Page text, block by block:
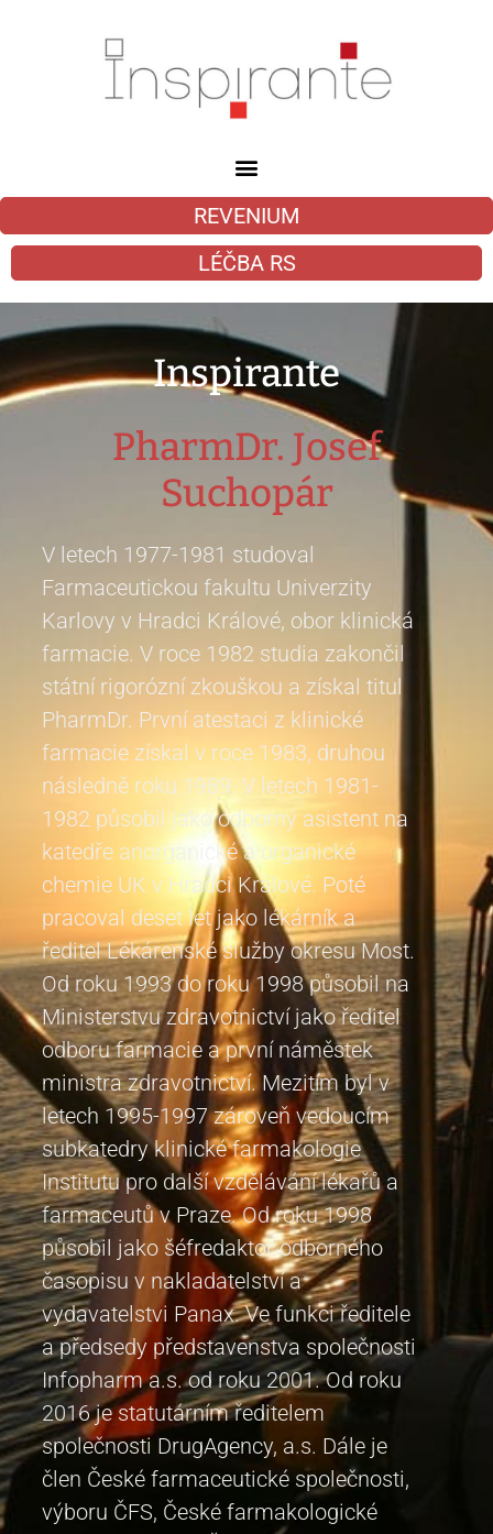
REVENIUM
LÉČBA RS
Inspirante
PharmDr. Josef
Suchopár
V letech 1977-1981 studoval
Farmaceutickou fakultu Univerzity
Karlovy v Hradci Králové, obor klinická
farmacie. V roce 1982 studia zakončil
státní rigorózní zkouškou a získal titul
PharmDr. První atestaci z klinické
farmacie získal v roce 1983, druhou
následně roku 1989. V letech 1981-
1982 působil jako odborný asistent na
katedře anorganické a organické
chemie UK v Hradci Králové. Poté
pracoval deset let jako lékárník a
ředitel Lékárenské služby okresu Most.
Od roku 1993 do roku 1998 působil na
Ministerstvu zdravotnictví jako ředitel
odboru farmacie a první náměstek
ministra zdravotnictví. Mezitím byl v
letech 1995-1997 zároveň vedoucím
subkatedry klinické farmakologie
Institutu pro další vzdělávání lékařů a
farmaceutů v Praze. Od roku 1998
působil jako šéfredaktor odborného
časopisu v nakladatelství a
vydavatelstvi Panax. Ve funkci ředitele
a předsedy představenstva společnosti
Infopharm a.s. od roku 2001. Od roku
2016 je statutárním ředitelem
společnosti DrugAgency, a.s. Dále je
člen České farmaceutické společnosti,
výboru ČFS, České farmakologické